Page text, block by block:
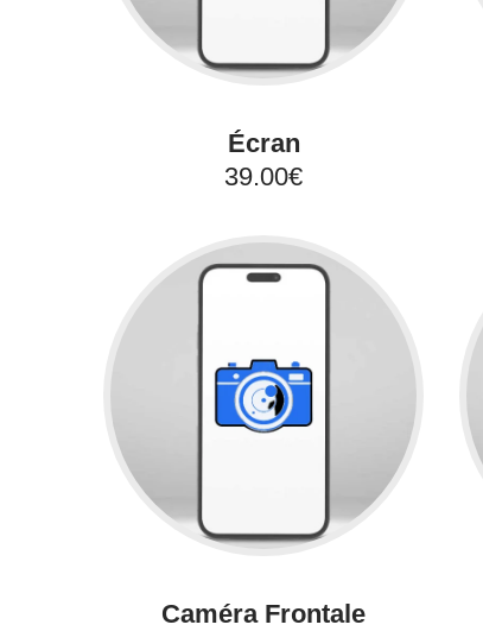
Écran
39.00€
Caméra Frontale